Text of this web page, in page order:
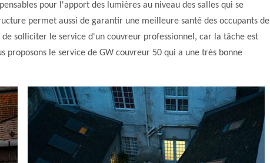
pour l'apport des lumières au niveau des salles qui se
permet aussi de garantir une meilleure santé des occupants de
solliciter le service d'un couvreur professionnel, car la tâche est
le service de GW couvreur 50 qui a une très bonne